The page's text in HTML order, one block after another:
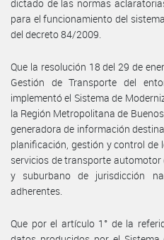
dictado de las normas
para el funcionamiento del
del decreto 84/2009.
Que la resolución 18 del 29 de
Gestión de Transporte del
implementó el Sistema de
la Región Metropolitana de
generadora de información
planificación, gestión y control
servicios de transporte
y suburbano de jurisdicción
adherentes.
Que por el artículo 1° de la